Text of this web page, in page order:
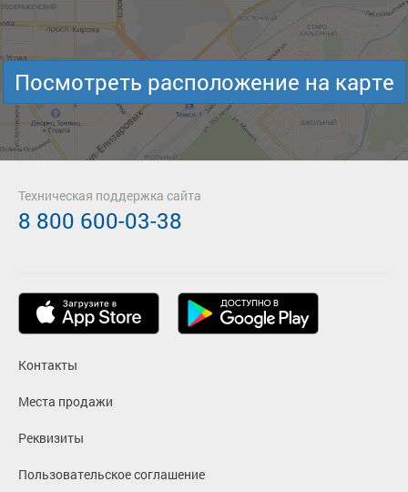
Посмотреть расположение на карте
Контакты
Места продажи
Реквизиты
Пользовательское соглашение
Техническая поддержка сайта
8 800 600-03-38